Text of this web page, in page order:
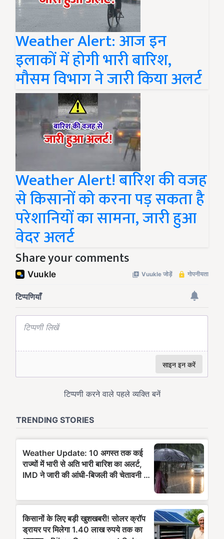
Weather Alert: आज इन
इलाकों में होगी भारी बारिश,
मौसम विभाग ने जारी किया अलर्ट
Weather Alert! बारिश की वजह
से किसानों को करना पड़ सकता है
परेशानियों का सामना, जारी हुआ
वेदर अलर्ट
Share your comments